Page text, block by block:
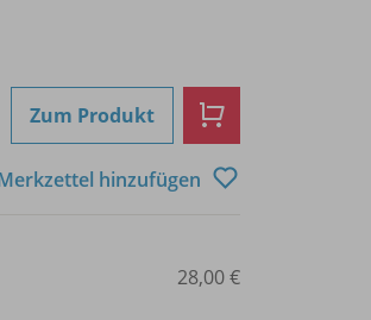
Zum Produkt
hinzufügen
28,00 €